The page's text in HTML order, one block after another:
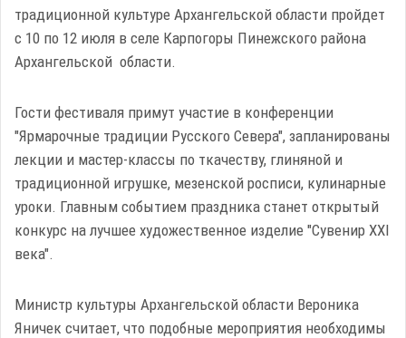
традиционной культуре Архангельской области пройдет
с 10 по 12 июля в селе Карпогоры Пинежского района
Архангельской области.
Гости фестиваля примут участие в конференции
"Ярмарочные традиции Русского Севера", запланированы
лекции и мастер-классы по ткачеству, глиняной и
традиционной игрушке, мезенской росписи, кулинарные
уроки. Главным событием праздника станет открытый
конкурс на лучшее художественное изделие "Сувенир ХХI
века".
Министр культуры Архангельской области Вероника
Яничек считает, что подобные мероприятия необходимы